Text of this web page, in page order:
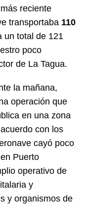
reciente
transportaba 110
un total de 121
poco
de La Tagua.
la mañana,
operación que
en una zona
con los
cayó poco
Puerto
operativo de
y
y organismos de